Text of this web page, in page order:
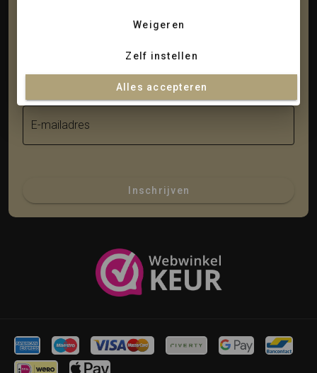
E-mailadres
Inschrijven
Weigeren
Zelf instellen
Alles accepteren